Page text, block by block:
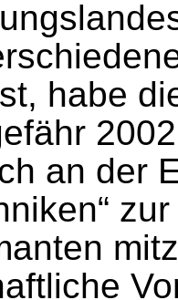
habe
an der